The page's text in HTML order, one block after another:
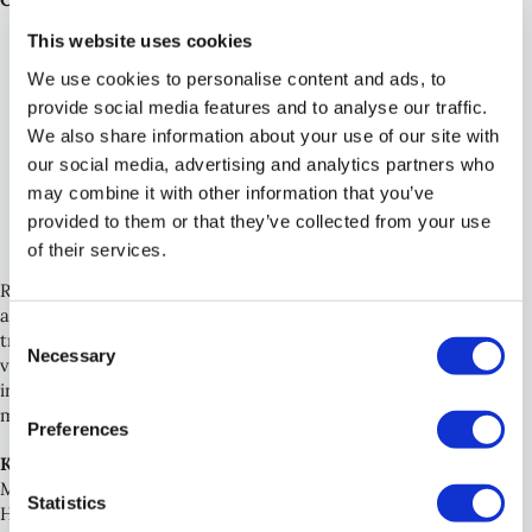
This website uses cookies
We use cookies to personalise content and ads, to
provide social media features and to analyse our traffic.
We also share information about your use of our site with
our social media, advertising and analytics partners who
may combine it with other information that you’ve
provided to them or that they’ve collected from your use
of their services.
Selection
Necessary
Preferences
Statistics
Har jag fåttersättning(pengar, produkt, resa, rabatt,
presentkort)?
Står Reklam/Annons/Betaltsamarbete först i
texten/titeln?
Syns markeringenutan klick(inte bakom “visa mer”)?
I video/Stories:sajag det och visadejag det tydligt?
Har jag märktaffiliate‑länkarföre varje länk?
Skulle någon som scrollar snabbt ändå förstå direktatt
det är reklam?
Reklammarkering är inte en detalj – det är en förutsättning för
att kunna växa som influencer 2025. Rätt gjort är det en
trygghet, en kvalitetsstämpel och en konkurrensfördel. Vill du
veta mer? Kontakta oss – vi kan regelverket och hjälper både
influencers och företag att navigera rätt i
marknadsföringsdjungeln.
Karin Crafoord
Managing Partner
Head of Legal and Trademark Dept.